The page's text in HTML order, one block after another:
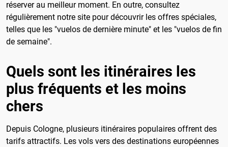
réserver au meilleur moment. En outre, consultez
régulièrement notre site pour découvrir les offres spéciales,
telles que les "vuelos de dernière minute" et les "vuelos de fin
de semaine".
Quels sont les itinéraires les
plus fréquents et les moins
chers
Depuis Cologne, plusieurs itinéraires populaires offrent des
tarifs attractifs. Les vols vers des destinations européennes